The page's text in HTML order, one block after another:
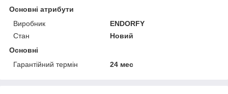
Основні атрибути
Виробник
ENDORFY
Стан
Новий
Основні
Гарантійний термін
24 мес